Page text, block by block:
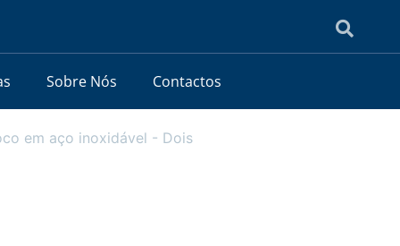
Sobre Nós Contactos
em aço inoxidável - Dois